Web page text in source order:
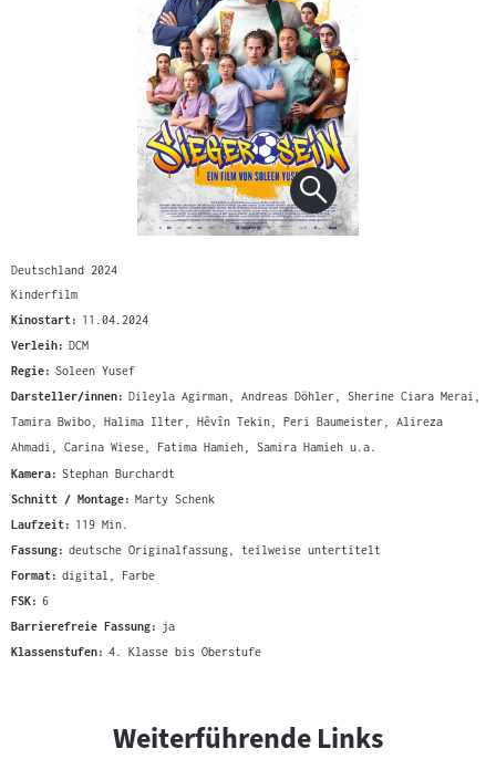
Deutschland 2024
Kinderfilm
Kinostart: 11.04.2024
Verleih: DCM
Regie: Soleen Yusef
Darsteller/innen: Dileyla Agirman, Andreas Döhler, Sherine Ciara Merai,
Tamira Bwibo, Halima Ilter, Hêvîn Tekin, Peri Baumeister, Alireza
Ahmadi, Carina Wiese, Fatima Hamieh, Samira Hamieh u.a.
Kamera: Stephan Burchardt
Schnitt / Montage: Marty Schenk
Laufzeit: 119 Min.
Fassung: deutsche Originalfassung, teilweise untertitelt
Format: digital, Farbe
FSK: 6
Barrierefreie Fassung: ja
Klassenstufen: 4. Klasse bis Oberstufe
Weiterführende Links